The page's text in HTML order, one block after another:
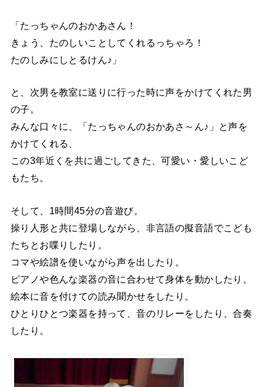
「たっちゃんのおかあさん！
きょう、たのしいことしてくれるっちゃろ！
たのしみにしとるけん♪」
と、次男を教室に送りに行った時に声をかけてくれた男
の子。
みんな口々に、「たっちゃんのおかあさ～ん♪」と声を
かけてくれる、
この3年近くを共に過ごしてきた、可愛い・愛しいこど
もたち。
そして、1時間45分の音遊び。
操り人形と共に登場しながら、非言語の擬音語でこども
たちとお喋りしたり。
コマや絵譜を使いながら声を出したり。
ピアノや色んな楽器の音に合わせて身体を動かしたり。
絵本に音を付けての読み聞かせをしたり。
ひとりひとつ楽器を持って、音のリレーをしたり、合奏
したり。